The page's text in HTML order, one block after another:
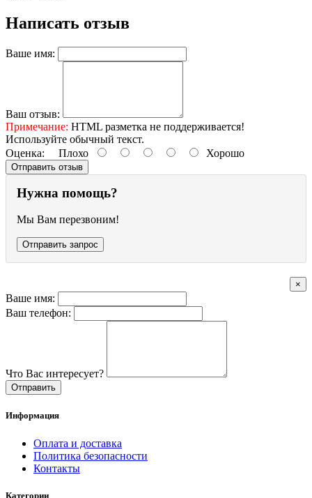
Написать отзыв
Ваше имя:
Ваш отзыв:
Примечание: HTML разметка не поддерживается!
Используйте обычный текст.
Оценка: Плохо Хорошо
Отправить отзыв
Нужна помощь?
Мы Вам перезвоним!
Отправить запрос
×
Ваше имя:
Ваш телефон:
Что Вас интересует?
Отправить
Информация
Оплата и доставка
Политика безопасности
Контакты
Категории